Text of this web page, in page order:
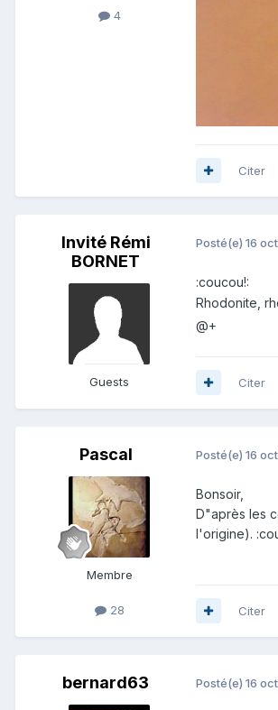
4
Citer
Invité Rémi
BORNET
Guests
Posté(e) 16
:coucou!:
Rhodonite,
@+
Citer
Pascal
Membre
28
Posté(e) 16
Bonsoir,
D"après les
l'origine).
Citer
bernard63 Posté(e) 16